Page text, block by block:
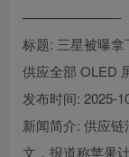
———————-
标题: 三星被曝
供应全部 OLED
发布时间: 2025-
新闻简介: 供应
文，报道称苹果